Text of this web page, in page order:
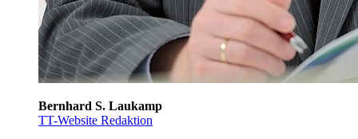
Bernhard S. Laukamp
TT-Website Redaktion